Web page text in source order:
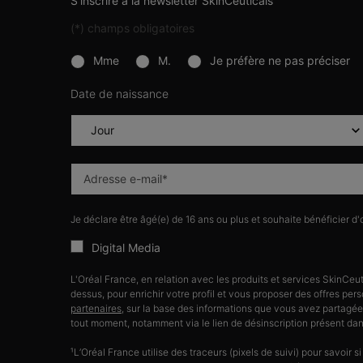
(*) champs obligatoires
newslettersignup.title.legend
Mme M. Je préfère ne pas préciser
Date de naissance
Adresse e-mail*
Je déclare être âgé(e) de 16 ans ou plus et souhaite bénéficier
Digital Media
L'Oréal France, en relation avec les produits et services
dessus, pour enrichir votre profil et vous proposer des offres
partenaires, sur la base des informations que vous avez
tout moment, notamment via le lien de désinscription présent
¹L’Oréal France utilise des traceurs (pixels de suivi) pour savoir